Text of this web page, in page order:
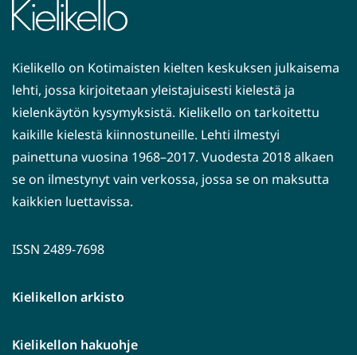
Kielikello on Kotimaisten kielten keskuksen julkaisema
lehti, jossa kirjoitetaan yleistajuisesti kielestä ja
kielenkäytön kysymyksistä. Kielikello on tarkoitettu
kaikille kielestä kiinnostuneille. Lehti ilmestyi
painettuna vuosina 1968–2017. Vuodesta 2018 alkaen
se on ilmestynyt vain verkossa, jossa se on maksutta
kaikkien luettavissa.
ISSN 2489-7698
Kielikellon arkisto
Kielikellon hakuohje